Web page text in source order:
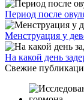
Период после
Менструация у
На какой день
Свежие